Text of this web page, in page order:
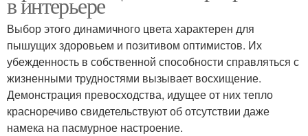
Выбор этого динамичного цвета характерен для
пышущих здоровьем и позитивом оптимистов. Их
убежденность в собственной способности справляться с
жизненными трудностями вызывает восхищение.
Демонстрация превосходства, идущее от них тепло
красноречиво свидетельствуют об отсутствии даже
намека на пасмурное настроение.